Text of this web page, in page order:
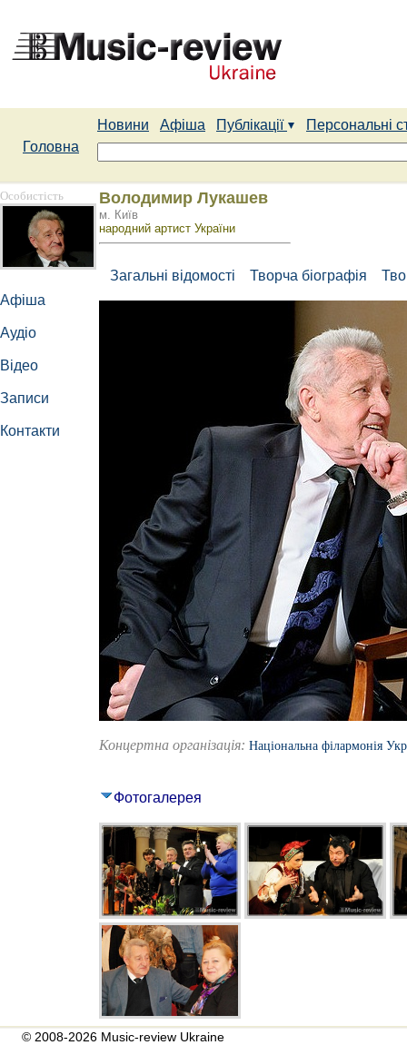
Новини Афіша Публікації
Персональні
Головна
Особистість
Афіша
Аудіо
Відео
Записи
Контакти
Володимир Лукашев
м. Київ
народний артист України
Загальні відомості Творча біографія
Концертна організація: Національна філармонія
Фотогалерея
© 2008-2026 Music-review Ukraine